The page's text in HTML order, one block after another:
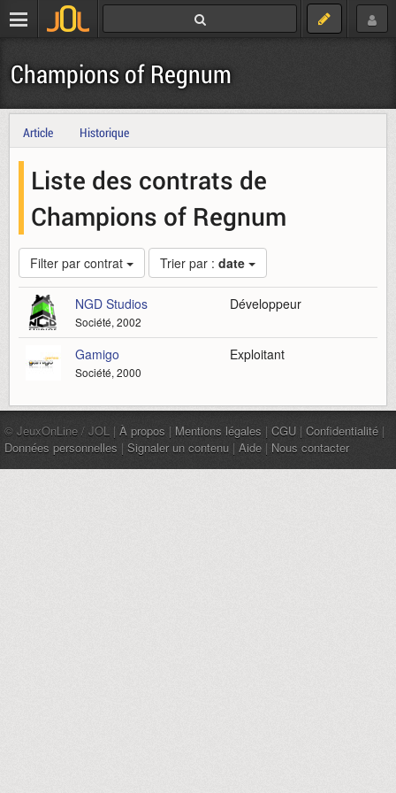
Champions of Regnum
Article Historique
Liste des contrats de
Champions of Regnum
Filter par contrat Trier par : date
NGD Studios
Société, 2002
Développeur
Gamigo
Société, 2000
Exploitant
© JeuxOnLine / JOL | À propos | Mentions légales | CGU | Confidentialité |
Données personnelles | Signaler un contenu | Aide | Nous contacter